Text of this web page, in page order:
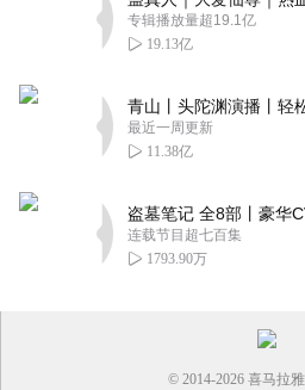
专辑播放量超19.1亿
19.13亿
最近一周更新
11.38亿
连载节目超七百集
1793.90万
© 2014-2026 喜马拉